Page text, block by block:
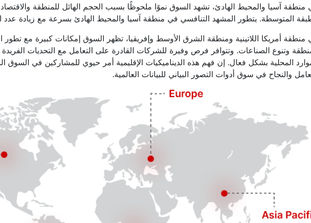
منطقة آسيا والمحيط الهادئ، تشهد السوق نموًا ملحوظًا بسبب الحجم الهائل للمنطقة
المتوسطة. يتطور المشهد التنافسي في منطقة آسيا والمحيط الهادئ بسرعة مع زيادة عدد
منطقة أمريكا اللاتينية ومنطقة الشرق الأوسط وإفريقيا، تظهر السوق إمكانات كبيرة مع تطور
وتنوع الصناعات. وتتوافر فرص وفيرة للشركات القادرة على التعامل مع التحديات الفريدة
المحلية بشكل فعال. إن فهم هذه الديناميكيات الإقليمية أمر حيوي للمشاركين في السوق
والنجاح في سوق أدوات التصور البياني للبيانات العالمية.